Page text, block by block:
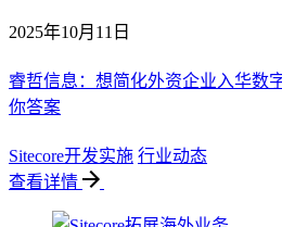
2025年10月11日
睿哲信息：想简化外资企业入华数
你答案
Sitecore开发实施 行业动态
查看详情